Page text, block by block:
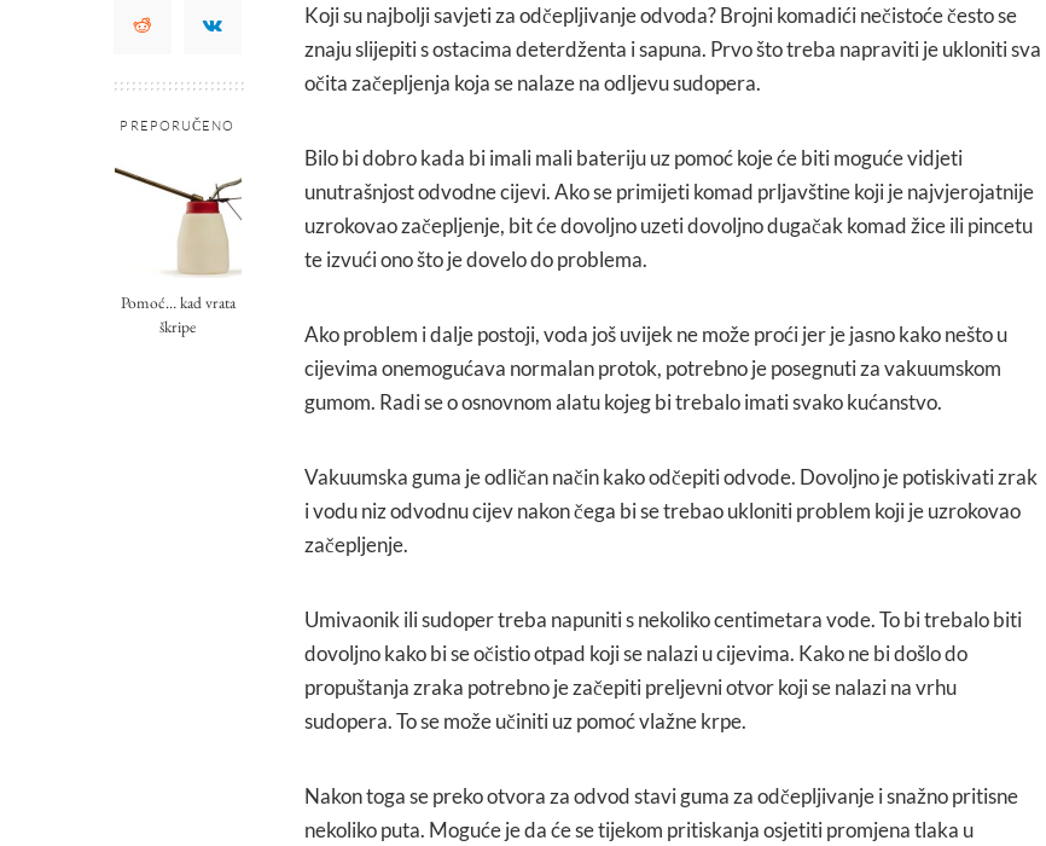
PREPORUČENO
Pomoć… kad vrata
škripe
Koji su najbolji savjeti za odčepljivanje odvoda? Brojni komadići nečistoće često se
znaju slijepiti s ostacima deterdženta i sapuna. Prvo što treba napraviti je ukloniti sva
očita začepljenja koja se nalaze na odljevu sudopera.
Bilo bi dobro kada bi imali mali bateriju uz pomoć koje će biti moguće vidjeti
unutrašnjost odvodne cijevi. Ako se primijeti komad prljavštine koji je najvjerojatnije
uzrokovao začepljenje, bit će dovoljno uzeti dovoljno dugačak komad žice ili pincetu
te izvući ono što je dovelo do problema.
Ako problem i dalje postoji, voda još uvijek ne može proći jer je jasno kako nešto u
cijevima onemogućava normalan protok, potrebno je posegnuti za vakuumskom
gumom. Radi se o osnovnom alatu kojeg bi trebalo imati svako kućanstvo.
Vakuumska guma je odličan način kako odčepiti odvode. Dovoljno je potiskivati zrak
i vodu niz odvodnu cijev nakon čega bi se trebao ukloniti problem koji je uzrokovao
začepljenje.
Umivaonik ili sudoper treba napuniti s nekoliko centimetara vode. To bi trebalo biti
dovoljno kako bi se očistio otpad koji se nalazi u cijevima. Kako ne bi došlo do
propuštanja zraka potrebno je začepiti preljevni otvor koji se nalazi na vrhu
sudopera. To se može učiniti uz pomoć vlažne krpe.
Nakon toga se preko otvora za odvod stavi guma za odčepljivanje i snažno pritisne
nekoliko puta. Moguće je da će se tijekom pritiskanja osjetiti promjena tlaka u